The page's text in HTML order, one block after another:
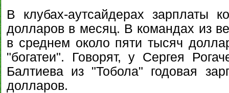
В клубах-аутсайдерах зарплаты
долларов в месяц. В командах из
в среднем около пяти тысяч
"богатеи". Говорят, у Сергея
Балтиева из "Тобола" годовая
долларов.